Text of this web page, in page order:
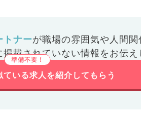
トナーが職場の雰囲気や人間関
掲載されていない情報をお伝え
ている求人を紹介してもらう